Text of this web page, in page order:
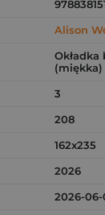
Alison
Okładka
(miękka)
3
208
162x235
2026
2026-06-